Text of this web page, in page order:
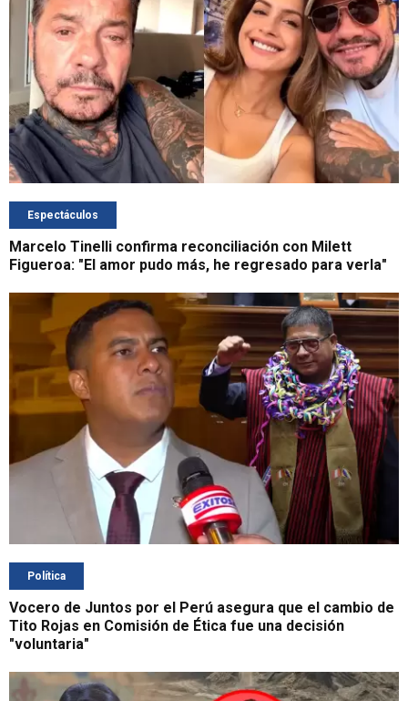
Espectáculos
Marcelo Tinelli confirma reconciliación con Milett
Figueroa: "El amor pudo más, he regresado para verla"
Política
Vocero de Juntos por el Perú asegura que el cambio de
Tito Rojas en Comisión de Ética fue una decisión
"voluntaria"